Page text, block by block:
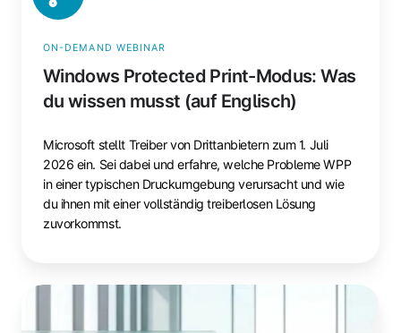
ON-DEMAND WEBINAR
Windows Protected Print-Modus: Was
du wissen musst (auf Englisch)
Microsoft stellt Treiber von Drittanbietern zum 1. Juli
2026 ein. Sei dabei und erfahre, welche Probleme WPP
in einer typischen Druckumgebung verursacht und wie
du ihnen mit einer vollständig treiberlosen Lösung
zuvorkommst.